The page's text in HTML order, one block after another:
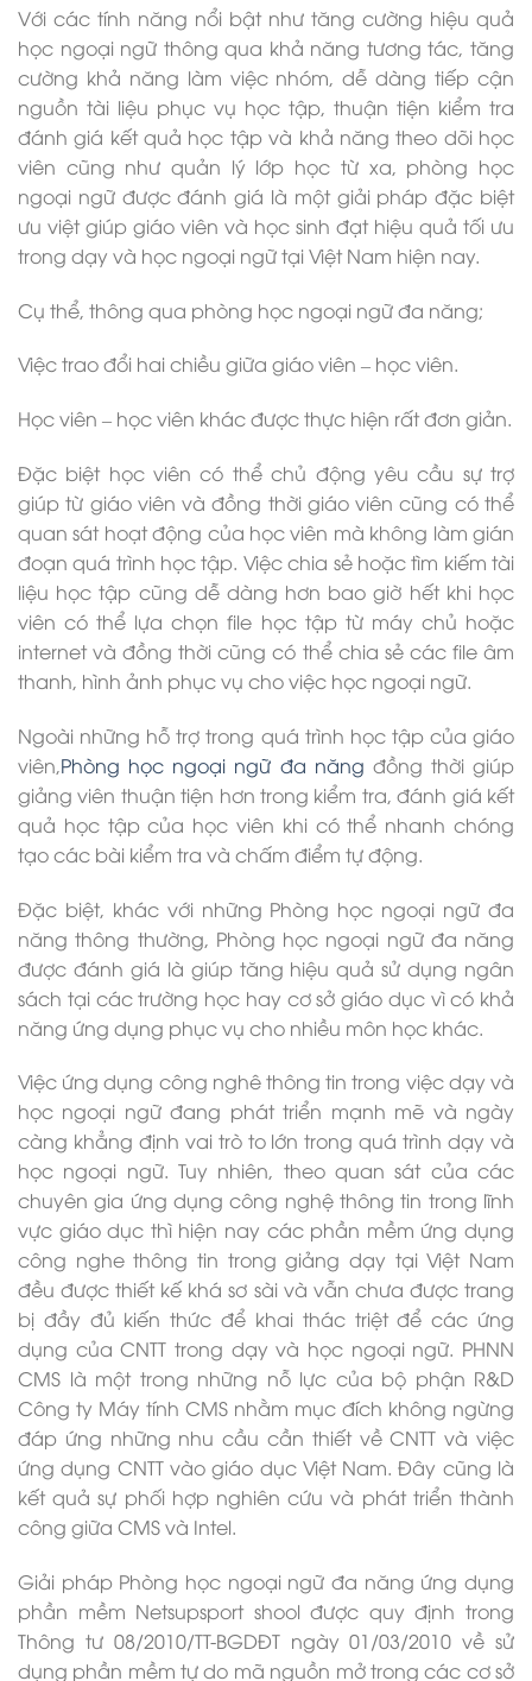
Với các tính năng nổi bật như tăng cường hiệu quả
học ngoại ngữ thông qua khả năng tương tác, tăng
cường khả năng làm việc nhóm, dễ dàng tiếp cận
nguồn tài liệu phục vụ học tập, thuận tiện kiểm tra
đánh giá kết quả học tập và khả năng theo dõi học
viên cũng như quản lý lớp học từ xa, phòng học
ngoại ngữ được đánh giá là một giải pháp đặc biệt
ưu việt giúp giáo viên và học sinh đạt hiệu quả tối ưu
trong dạy và học ngoại ngữ tại Việt Nam hiện nay.
Cụ thể, thông qua phòng học ngoại ngữ đa năng;
Việc trao đổi hai chiều giữa giáo viên – học viên.
Học viên – học viên khác được thực hiện rất đơn giản.
Đặc biệt học viên có thể chủ động yêu cầu sự trợ
giúp từ giáo viên và đồng thời giáo viên cũng có thể
quan sát hoạt động của học viên mà không làm gián
đoạn quá trình học tập. Việc chia sẻ hoặc tìm kiếm tài
liệu học tập cũng dễ dàng hơn bao giờ hết khi học
viên có thể lựa chọn file học tập từ máy chủ hoặc
internet và đồng thời cũng có thể chia sẻ các file âm
thanh, hình ảnh phục vụ cho việc học ngoại ngữ.
Ngoài những hỗ trợ trong quá trình học tập của giáo
viên,Phòng học ngoại ngữ đa năng đồng thời giúp
giảng viên thuận tiện hơn trong kiểm tra, đánh giá kết
quả học tập của học viên khi có thể nhanh chóng
tạo các bài kiểm tra và chấm điểm tự động.
Đặc biệt, khác với những Phòng học ngoại ngữ đa
năng thông thường, Phòng học ngoại ngữ đa năng
được đánh giá là giúp tăng hiệu quả sử dụng ngân
sách tại các trường học hay cơ sở giáo dục vì có khả
năng ứng dụng phục vụ cho nhiều môn học khác.
Việc ứng dụng công nghê thông tin trong việc dạy và
học ngoại ngữ đang phát triển mạnh mẽ và ngày
càng khẳng định vai trò to lớn trong quá trình dạy và
học ngoại ngữ. Tuy nhiên, theo quan sát của các
chuyên gia ứng dụng công nghệ thông tin trong lĩnh
vực giáo dục thì hiện nay các phần mềm ứng dụng
công nghe thông tin trong giảng dạy tại Việt Nam
đều được thiết kế khá sơ sài và vẫn chưa được trang
bị đầy đủ kiến thức để khai thác triệt để các ứng
dụng của CNTT trong dạy và học ngoại ngữ. PHNN
CMS là một trong những nỗ lực của bộ phận R&D
Công ty Máy tính CMS nhằm mục đích không ngừng
đáp ứng những nhu cầu cần thiết về CNTT và việc
ứng dụng CNTT vào giáo dục Việt Nam. Đây cũng là
kết quả sự phối hợp nghiên cứu và phát triển thành
công giữa CMS và Intel.
Giải pháp Phòng học ngoại ngữ đa năng ứng dụng
phần mềm Netsupsport shool được quy định trong
Thông tư 08/2010/TT-BGDĐT ngày 01/03/2010 về sử
dụng phần mềm tự do mã nguồn mở trong các cơ sở